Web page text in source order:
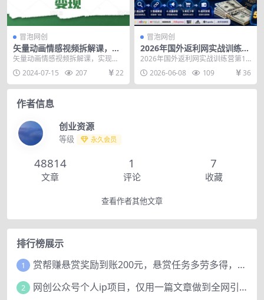
冒泡网创
矢量动画情感视频拆解课，实
现快速涨粉变现
矢量动画情感视频拆解课，实现快
速涨粉变现 课程内容： 项目介绍
账号设置 素材下...
2024-07-15 207 22
冒泡网创
2026年国外返利网实战训练营
第1期，从0到1跑通全流程，
月入5000美刀不难
2026年国外返利网实战训练营第1
期，从0到1跑通全流程，月入5000
美刀不难 ...
2026-06-08 109 36
作者信息
创业资源
等级 永久会员
48814
文章
1
评论
7
收藏
查看作者其他文章
排行榜展示
1 赏帮赚悬赏奖励到账200元，悬赏任务多劳多得，人人可做。
2 网创公众号个人ip项目，仅用一篇文章做到全网引流！